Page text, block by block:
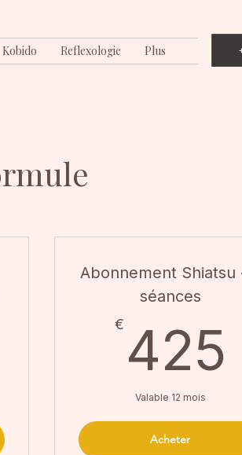
Kobido Reflexologie Plus
1 300€
Abonnement Shiatsu
séances
€ 425
Valable 12 mois
Acheter